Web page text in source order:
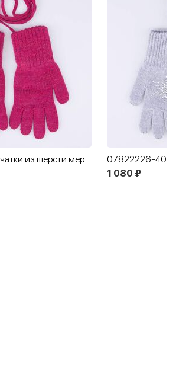
07821222-41 Перчатки из шерсти мериноса малиновый
1 080 ₽